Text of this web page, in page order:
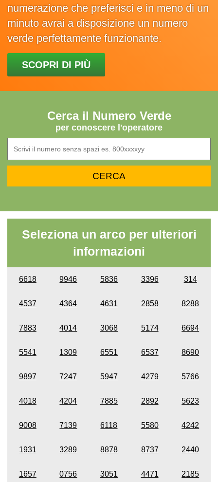
numerazione che preferisci e in meno di un
minuto avrai a disposizione un numero
verde perfettamente funzionante.
SCOPRI DI PIÙ
Cerca il Numero Verde
per conoscere l'operatore
Seleziona un arco per ulteriori
informazioni
6618 9946 5836 3396 314
4537 4364 4631 2858 8288
7883 4014 3068 5174 6694
5541 1309 6551 6537 8690
9897 7247 5947 4279 5766
4018 4204 7885 2892 5623
9008 7139 6118 5580 4242
1931 3289 8878 8737 2440
1657 0756 3051 4471 2185